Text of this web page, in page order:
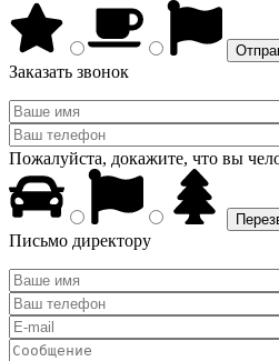
Заказать звонок
Пожалуйста, докажите, что вы
Письмо директору